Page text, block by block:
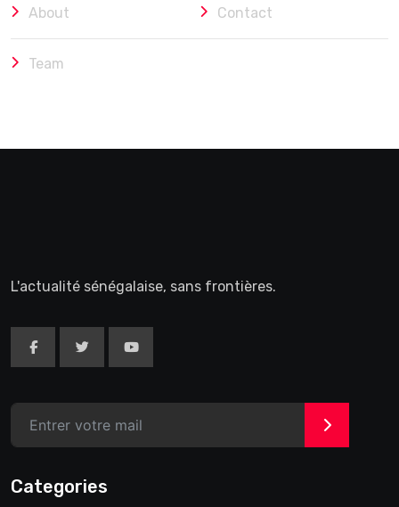
About Contact
Team
L'actualité sénégalaise, sans frontières.
>
Categories